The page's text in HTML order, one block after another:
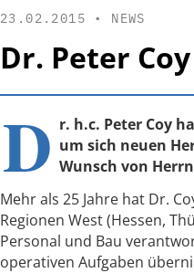
23.02.2015 • NEWS
Dr. Peter
D r. h.c. Peter Coy
um sich neuen
Wunsch von
Mehr als 25 Jahre hat Dr.
Regionen West (Hessen,
Personal und Bau
operativen Aufgaben